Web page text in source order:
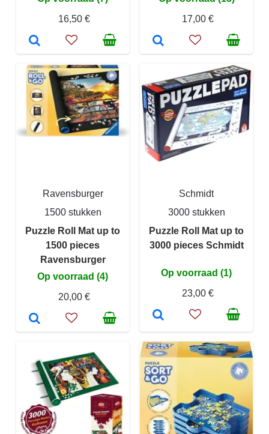
16,50 €
17,00 €
Ravensburger
1500 stukken
Puzzle Roll Mat up to
1500 pieces
Ravensburger
Op voorraad (4)
20,00 €
Schmidt
3000 stukken
Puzzle Roll Mat up to
3000 pieces Schmidt
Op voorraad (1)
23,00 €